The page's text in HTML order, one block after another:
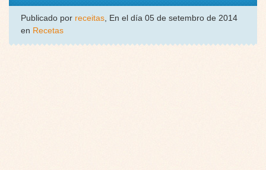
Publicado por receitas, En el día 05 de setembro de 2014
en Recetas